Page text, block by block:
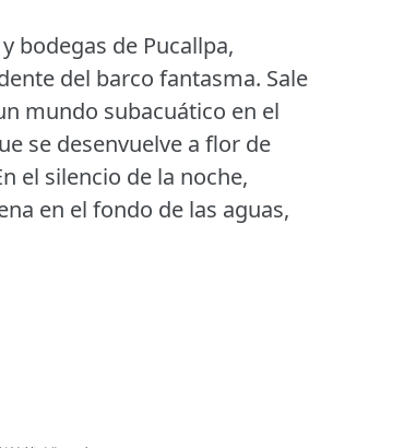
bodegas de Pucallpa,
del barco fantasma. Sale
mundo subacuático en el
se desenvuelve a flor de
el silencio de la noche,
en el fondo de las aguas,